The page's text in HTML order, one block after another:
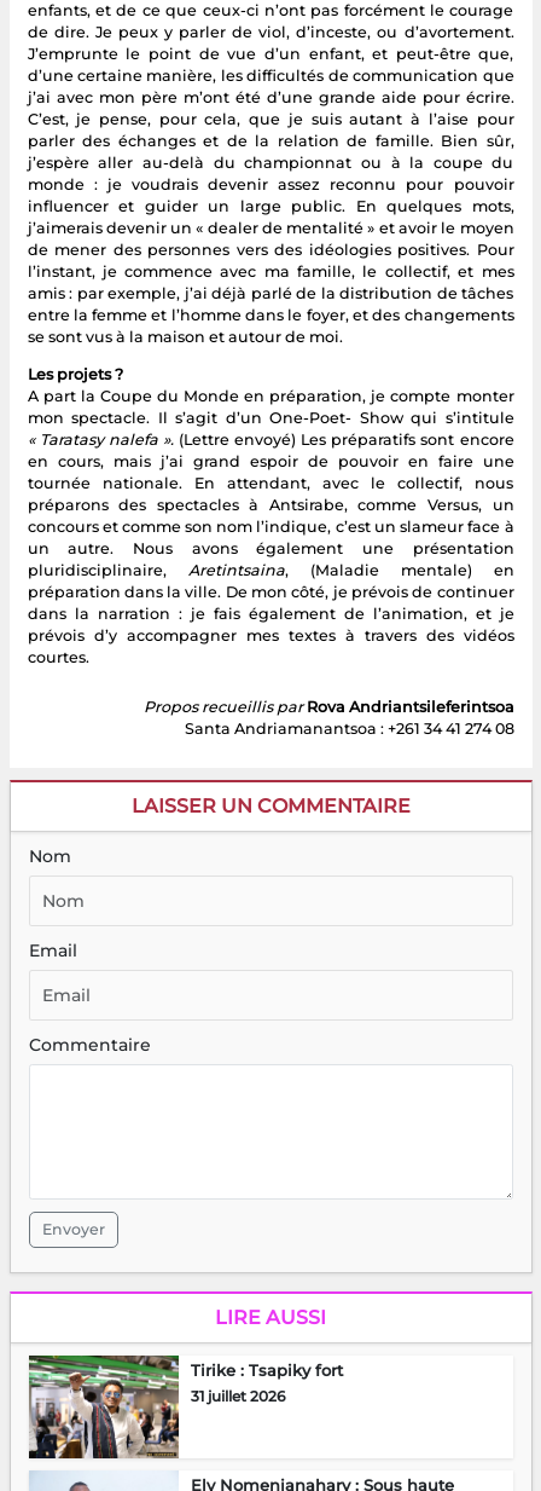
enfants, et de ce que ceux-ci n’ont pas forcément le courage
de dire. Je peux y parler de viol, d’inceste, ou d’avortement.
J’emprunte le point de vue d’un enfant, et peut-être que,
d’une certaine manière, les difficultés de communication que
j’ai avec mon père m’ont été d’une grande aide pour écrire.
C’est, je pense, pour cela, que je suis autant à l’aise pour
parler des échanges et de la relation de famille. Bien sûr,
j’espère aller au-delà du championnat ou à la coupe du
monde : je voudrais devenir assez reconnu pour pouvoir
influencer et guider un large public. En quelques mots,
j’aimerais devenir un « dealer de mentalité » et avoir le moyen
de mener des personnes vers des idéologies positives. Pour
l’instant, je commence avec ma famille, le collectif, et mes
amis : par exemple, j’ai déjà parlé de la distribution de tâches
entre la femme et l’homme dans le foyer, et des changements
se sont vus à la maison et autour de moi.
Les projets ?
A part la Coupe du Monde en préparation, je compte monter
mon spectacle. Il s’agit d’un One-Poet- Show qui s’intitule
« Taratasy nalefa ».(Lettre envoyé) Les préparatifs sont encore
en cours, mais j’ai grand espoir de pouvoir en faire une
tournée nationale. En attendant, avec le collectif, nous
préparons des spectacles à Antsirabe, comme Versus, un
concours et comme son nom l’indique, c’est un slameur face à
un autre. Nous avons également une présentation
pluridisciplinaire, Aretintsaina, (Maladie mentale) en
préparation dans la ville. De mon côté, je prévois de continuer
dans la narration : je fais également de l’animation, et je
prévois d’y accompagner mes textes à travers des vidéos
courtes.
Propos recueillis par Rova Andriantsileferintsoa
Santa Andriamanantsoa : +261 34 41 274 08
LAISSER UN COMMENTAIRE
Nom
Email
Commentaire
Envoyer
LIRE AUSSI
Tirike : Tsapiky fort
31 juillet 2026
Ely Nomenjanahary : Sous haute